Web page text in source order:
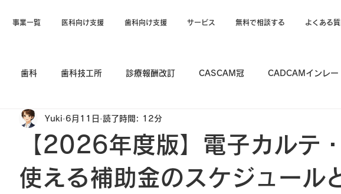
事業一覧 医科向け支援 歯科向け支援 サービス 無料で相談する よくある質
歯科 歯科技工所 診療報酬改訂 CASCAM冠 CADCAMインレー
カルテ
【2026年度版】電子カルテ
使える補助金のスケジュール
Yuki 6月11日 読了時間: 12分